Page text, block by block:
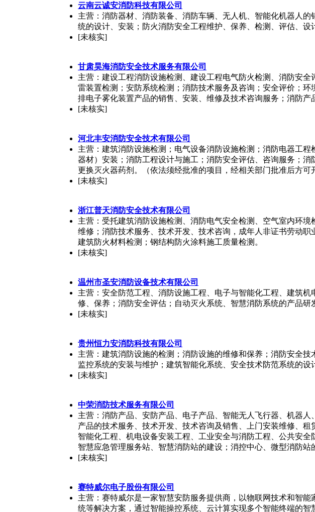
云南云诚安消防科技有限公司
主营：消防器材、消防装备、消防车辆、无人机、智能化机器人
统的设计、安装；防火消防安全工程维护、保养、检测、评估、设
[未核实]
甘肃昊海消防安全技术服务有限公司
主营：建设工程消防设施检测、建设工程电气防火检测、消防安
雷装置检测；安防系统检测；消防技术服务及咨询；安全评价；
排电子雾化装置产品的销售、安装、维修及技术咨询服务；消防
[未核实]
河北丰安消防安全技术有限公司
主营：建筑消防设施检测；电气设备消防设施检测；消防电器工
器材）安装；消防工程设计与施工；消防安全评估、咨询服务；
更换灭火器药剂。（依法须经批准的项目，经相关部门批准后方可
[未核实]
浙江普天消防安全技术有限公司
主营：受托建筑消防设施检测、消防电气安全检测、空气室内环
维修；消防技术服务、技术开发、技术咨询，成年人非证书劳动
建筑防火材料检测；钢结构防火涂料施工质量检测。
[未核实]
温州市圣安消防设备技术有限公司
主营：安全防范工程、消防设施工程、电子与智能化工程、建筑
修、保养；消防安全评估；自动灭火系统、智慧消防系统的产品
[未核实]
贵州恒力安消防科技有限公司
主营：建筑消防设施的检测；消防设施的维修和保养；消防安全
监控系统的安装与维护；建筑智能化系统、安全技术防范系统的
[未核实]
中荣消防技术服务有限公司
主营：消防产品、安防产品、电子产品、智能无人飞行器、机器
产品的技术服务、技术开发、技术咨询及销售、上门安装维修、
智能化工程、机电设备安装工程、工业安全与消防工程、公共安
智慧应急管理服务站、智慧消防站的建设；消控中心、微型消防站
[未核实]
赛特威尔电子股份有限公司
主营：赛特威尔是一家智慧安防服务提供商，以物联网技术和智
统等解决方案，通过智能操控系统、云计算实现多个智能终端的智